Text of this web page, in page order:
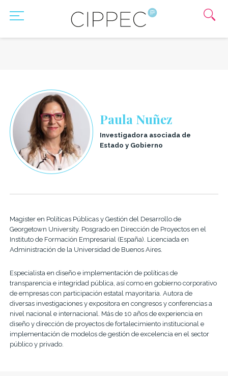
Paula Nuñez
Investigadora asociada de
Estado y Gobierno
Magister en Políticas Públicas y Gestión del Desarrollo de
Georgetown University. Posgrado en Dirección de Proyectos en el
Instituto de Formación Empresarial (España). Licenciada en
Administración de la Universidad de Buenos Aires.
Especialista en diseño e implementación de políticas de
transparencia e integridad pública, así como en gobierno corporativo
de empresas con participación estatal mayoritaria. Autora de
diversas investigaciones y expositora en congresos y conferencias a
nivel nacional e internacional. Más de 10 años de experiencia en
diseño y dirección de proyectos de fortalecimiento institucional e
implementación de modelos de gestión de excelencia en el sector
público y privado.